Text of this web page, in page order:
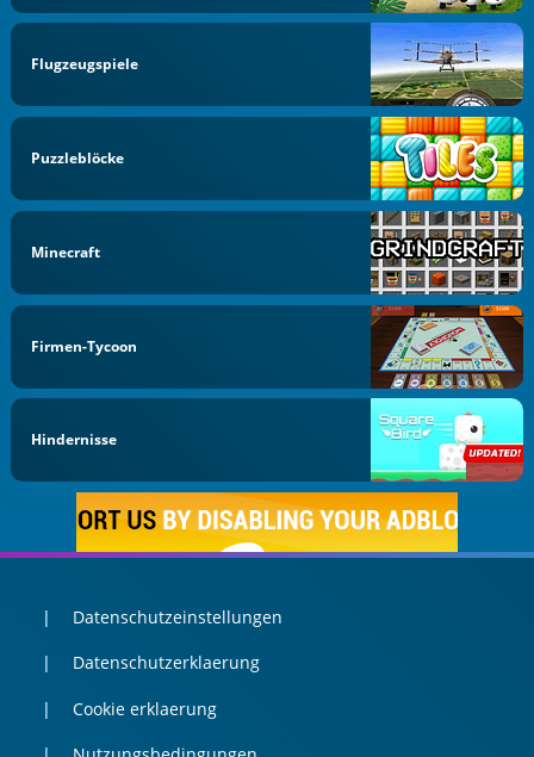
Flugzeugspiele
Puzzleblöcke
Minecraft
Firmen-Tycoon
Hindernisse
Datenschutzeinstellungen
Datenschutzerklaerung
Cookie erklaerung